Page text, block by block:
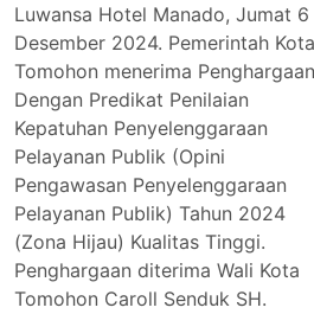
Luwansa Hotel Manado, Jumat 6
Desember 2024. Pemerintah
Tomohon menerima
Dengan Predikat Penilaian
Kepatuhan Penyelenggaraan
Pelayanan Publik (Opini
Pengawasan Penyelenggaraan
Pelayanan Publik) Tahun 2024
(Zona Hijau) Kualitas Tinggi.
Penghargaan diterima Wali Kota
Tomohon Caroll Senduk SH.